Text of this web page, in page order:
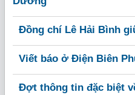
Đồng chí Lê Hải Bình
Viết báo ở Điện Biên
Đợt thông tin đặc biệt